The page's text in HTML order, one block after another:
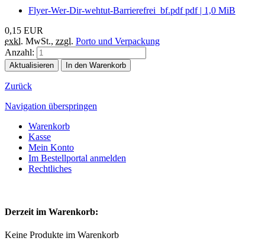
Flyer-Wer-Dir-wehtut-Barrierefrei_bf.pdfpdf| 1,0 MiB
0,15 EUR
exkl. MwSt., zzgl. Porto und Verpackung
Anzahl:
Aktualisieren In den Warenkorb
Zurück
Navigation überspringen
Warenkorb
Kasse
Mein Konto
Im Bestellportal anmelden
Rechtliches
Derzeit im Warenkorb:
Keine Produkte im Warenkorb